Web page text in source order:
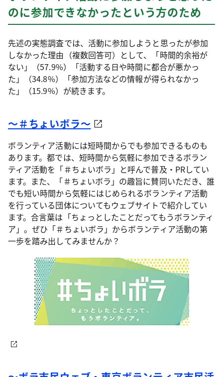
のに参加できなかったという方のため
先述の実態調査では、活動に参加しようと思ったが参加
しなかった理由（複数回答可）として、「時間的余裕が
ない」（57.9%）「活動する日や時間に都合が悪かっ
た」（34.8%）「参加方法などの情報が得られなかっ
た」（15.9%）が続きます。
～＃ちょいボラ～
ボランティア活動には短時間からでも参加できるものも
あります。都では、短時間から気軽に参加できるボラン
ティア活動を「＃ちょいボラ」と呼んで普及・PRしてい
ます。また、「＃ちょいボラ」の趣旨に賛同いただき、誰
でも短い時間から気軽にはじめられるボランティア活動
を行っている団体についてもウェブサイトで紹介してい
ます。合言葉は「ちょっとしたことだってもうボランティ
ア」。ぜひ「＃ちょいボラ」からボランティア活動の第
一歩を踏み出してみませんか？